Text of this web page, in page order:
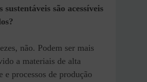
sustentáveis são acessíveis
não. Podem ser mais
a materiais de alta
e processos de produção